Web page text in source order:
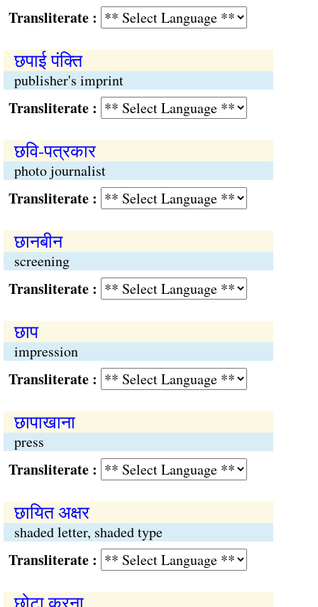
:
छपाई पंक्ति
publisher's imprint
:
छवि-पत्रकार
photo journalist
:
छानबीन
screening
:
छाप
impression
:
छापाखाना
press
:
छायित अक्षर
shaded letter, shaded type
: